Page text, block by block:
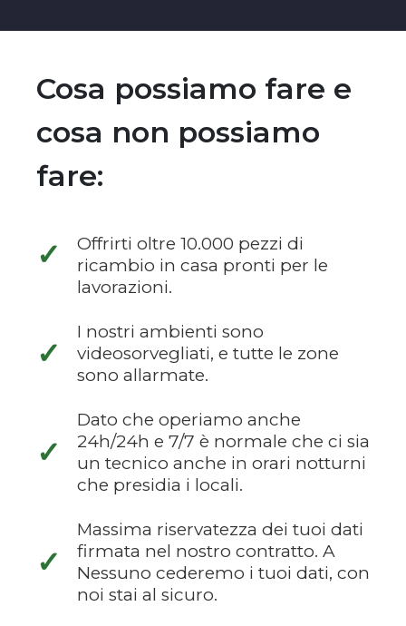
Cosa possiamo fare e
cosa non possiamo
fare:
✓
Offrirti oltre 10.000 pezzi di
ricambio in casa pronti per le
lavorazioni.
✓
I nostri ambienti sono
videosorvegliati, e tutte le zone
sono allarmate.
✓
Dato che operiamo anche
24h/24h e 7/7 è normale che ci sia
un tecnico anche in orari notturni
che presidia i locali.
✓
Massima riservatezza dei tuoi dati
firmata nel nostro contratto. A
Nessuno cederemo i tuoi dati, con
noi stai al sicuro.